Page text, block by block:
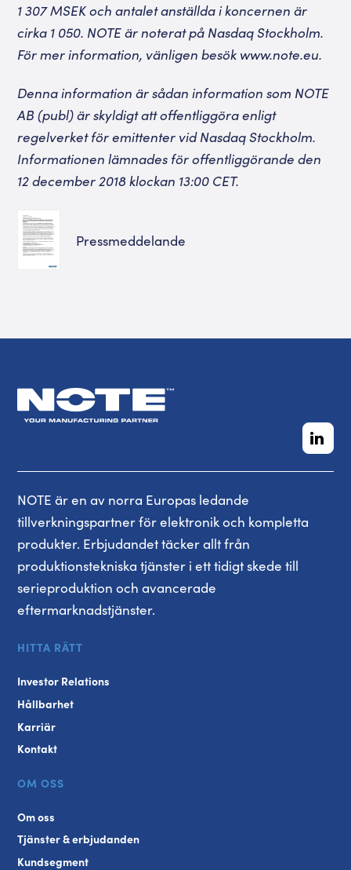
1 307 MSEK och antalet anställda i koncernen är
cirka 1 050. NOTE är noterat på Nasdaq Stockholm.
För mer information, vänligen besök www.note.eu.
Denna information är sådan information som NOTE
AB (publ) är skyldigt att offentliggöra enligt
regelverket för emittenter vid Nasdaq Stockholm.
Informationen lämnades för offentliggörande den
12 december 2018 klockan 13:00 CET.
Pressmeddelande
NOTE är en av norra Europas ledande
tillverkningspartner för elektronik och kompletta
produkter. Erbjudandet täcker allt från
produktionstekniska tjänster i ett tidigt skede till
serieproduktion och avancerade
eftermarknadstjänster.
HITTA RÄTT
Investor Relations
Hållbarhet
Karriär
Kontakt
OM OSS
Om oss
Tjänster & erbjudanden
Kundsegment